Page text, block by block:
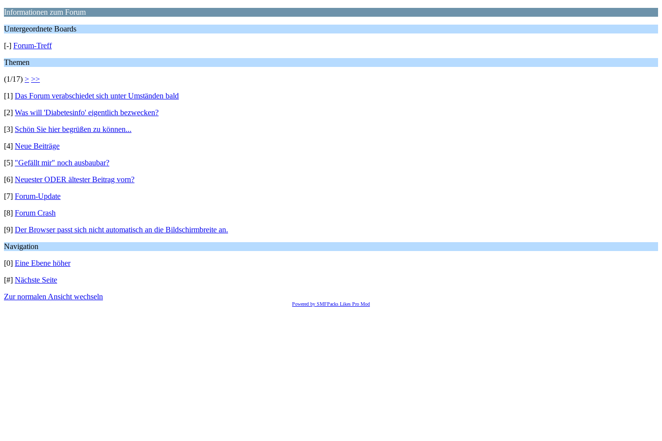
Informationen zum Forum
Untergeordnete Boards
[-] Forum-Treff
Themen
(1/17) > >>
[1] Das Forum verabschiedet sich unter Umständen bald
[2] Was will 'Diabetesinfo' eigentlich bezwecken?
[3] Schön Sie hier begrüßen zu können...
[4] Neue Beiträge
[5] "Gefällt mir" noch ausbaubar?
[6] Neuester ODER ältester Beitrag vorn?
[7] Forum-Update
[8] Forum Crash
[9] Der Browser passt sich nicht automatisch an die Bildschirmbreite an.
Navigation
[0] Eine Ebene höher
[#] Nächste Seite
Zur normalen Ansicht wechseln
Powered by SMFPacks Likes Pro Mod